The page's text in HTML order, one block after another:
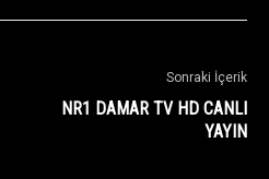
Sonraki İçerik
NR1 DAMAR TV HD CANLI
YAYIN